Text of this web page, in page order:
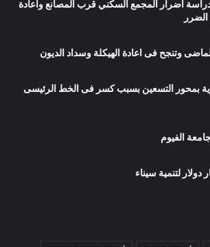
أضرار المجمع السكني قرب المصانع واعادة
وتنجح فى اعادة الهيكلة وسداد الديون
بمحور التسعين بسبب كسر فى الخط الرئيسى
الفيوم